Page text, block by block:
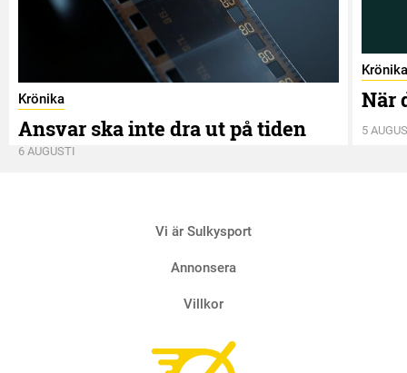
Krönika
Ansvar ska inte dra ut på tiden
6 AUGUSTI
Krönika
När
5
Vi är Sulkysport
Annonsera
Villkor